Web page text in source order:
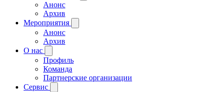
Анонс
Архив
Мероприятия
Анонс
Архив
О нас
Профиль
Команда
Партнерские организации
Сервис